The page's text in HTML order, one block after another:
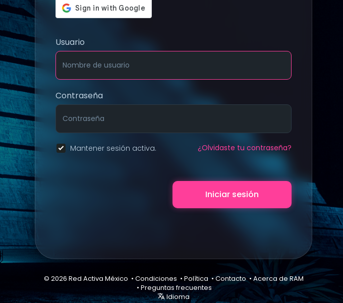
Usuario
Contraseña
Mantener sesión activa. ¿Olvidaste tu contraseña?
Iniciar sesión
© 2026 Red Activa México • Condiciones • Política • Contacto• Acerca de RAM
• Preguntas frecuentes
Idioma